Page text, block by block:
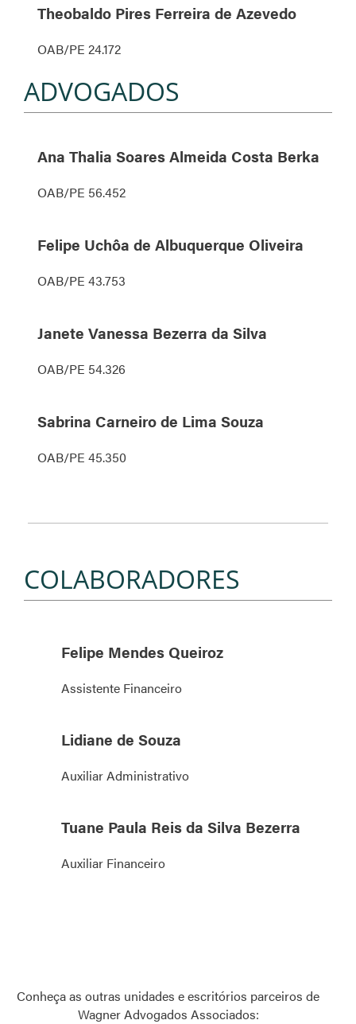
Theobaldo Pires Ferreira de Azevedo
OAB/PE 24.172
ADVOGADOS
Ana Thalia Soares Almeida Costa Berka
OAB/PE 56.452
Felipe Uchôa de Albuquerque Oliveira
OAB/PE 43.753
Janete Vanessa Bezerra da Silva
OAB/PE 54.326
Sabrina Carneiro de Lima Souza
OAB/PE 45.350
COLABORADORES
Felipe Mendes Queiroz
Assistente Financeiro
Lidiane de Souza
Auxiliar Administrativo
Tuane Paula Reis da Silva Bezerra
Auxiliar Financeiro
Conheça as outras unidades e escritórios parceiros de
Wagner Advogados Associados: